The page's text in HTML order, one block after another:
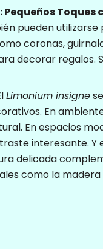
Toques
pueden
coronas,
decorar regalos.
Limonium insigne
En
En espacios
interesante. Y
delicada
como la madera